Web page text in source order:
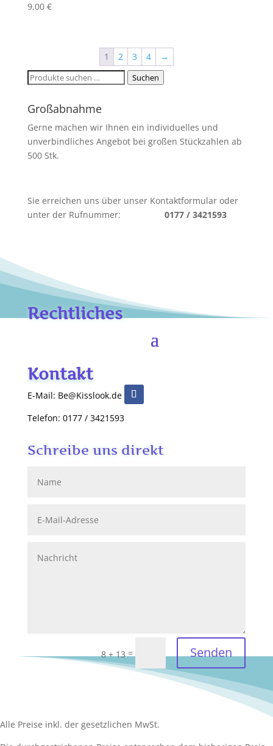
9,00 €
1 2 3 4
→
Suchen
Suchen
Großabnahme
Gerne machen wir Ihnen ein individuelles und
unverbindliches Angebot bei großen Stückzahlen ab
500 Stk.
Sie erreichen uns über unser Kontaktformular oder
unter der Rufnummer: 0177 / 3421593
Rechtliches
Kontakt
E-Mail: Be@Kisslook.de
Telefon: 0177 / 3421593
Schreibe uns direkt
8 + 13 = Senden
Alle Preise inkl. der gesetzlichen MwSt.